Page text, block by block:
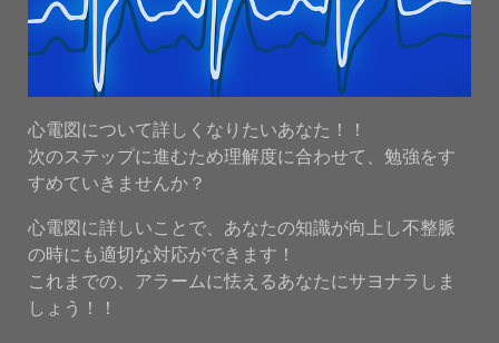
心電図について詳しくなりたいあなた！！
次のステップに進むため理解度に合わせて、勉強をす
すめていきませんか？
心電図に詳しいことで、あなたの知識が向上し不整脈
の時にも適切な対応ができます！
これまでの、アラームに怯えるあなたにサヨナラしま
しょう！！